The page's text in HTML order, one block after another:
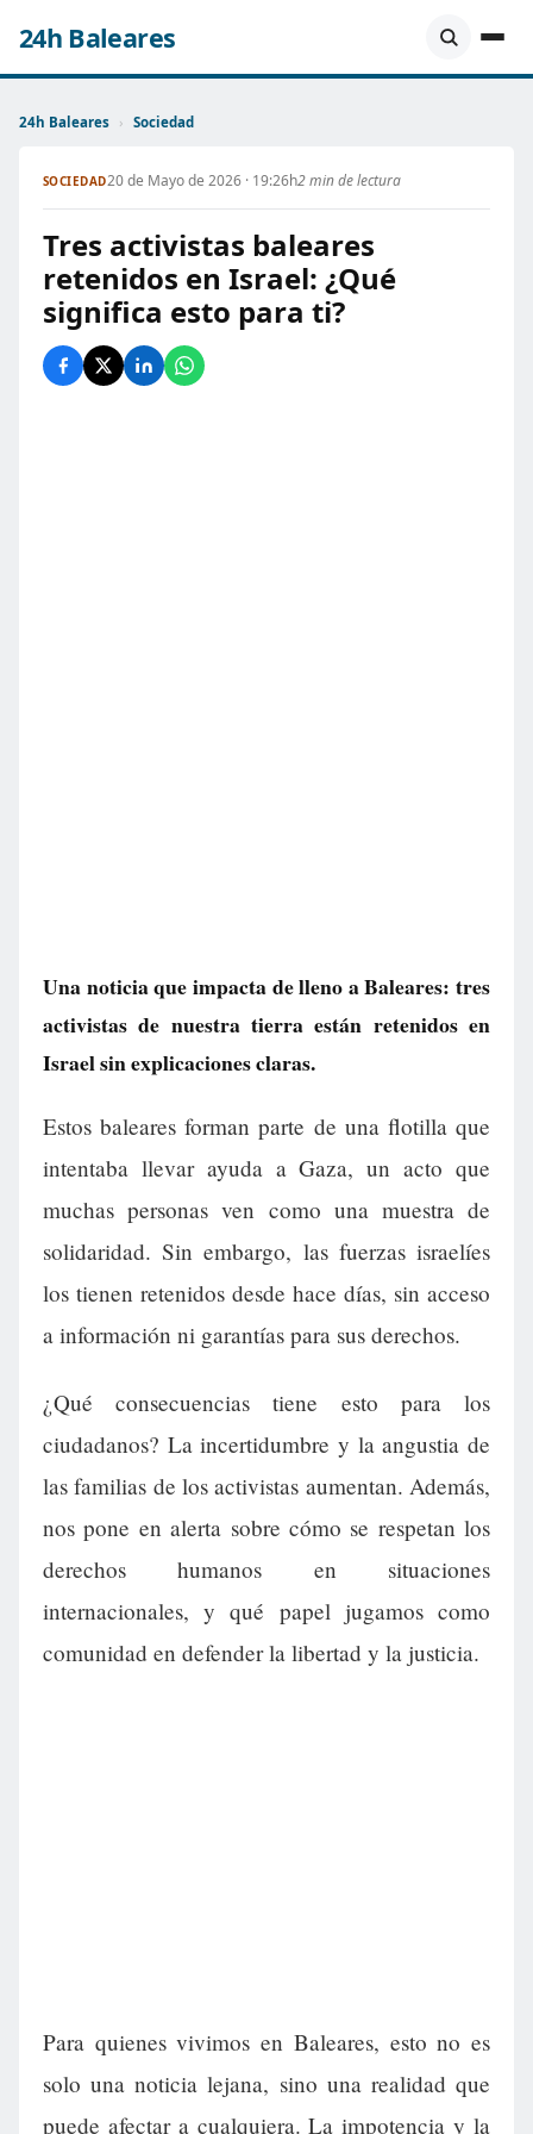
24h Baleares
24h Baleares › Sociedad
SOCIEDAD20 de Mayo de 2026 · 19:26h2 min de lectura
Tres activistas baleares
retenidos en Israel: ¿Qué
significa esto para ti?
Una noticia que impacta de lleno a Baleares: tres
activistas de nuestra tierra están retenidos en
Israel sin explicaciones claras.
Estos baleares forman parte de una flotilla que
intentaba llevar ayuda a Gaza, un acto que
muchas personas ven como una muestra de
solidaridad. Sin embargo, las fuerzas israelíes
los tienen retenidos desde hace días, sin acceso
a información ni garantías para sus derechos.
¿Qué consecuencias tiene esto para los
ciudadanos? La incertidumbre y la angustia de
las familias de los activistas aumentan. Además,
nos pone en alerta sobre cómo se respetan los
derechos humanos en situaciones
internacionales, y qué papel jugamos como
comunidad en defender la libertad y la justicia.
Para quienes vivimos en Baleares, esto no es
solo una noticia lejana, sino una realidad que
puede afectar a cualquiera. La impotencia y la